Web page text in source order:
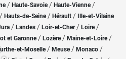
/ Haute-Savoie/ Haute-Vienne/
/ Hauts-de-Seine/ Hérault / Ille-et-Vilaine
/ Landes / Loir-et-Cher/ Loire/
et Garonne/ Lozère / Maine-et-Loire/
et-Moselle/ Meuse/ Monaco /